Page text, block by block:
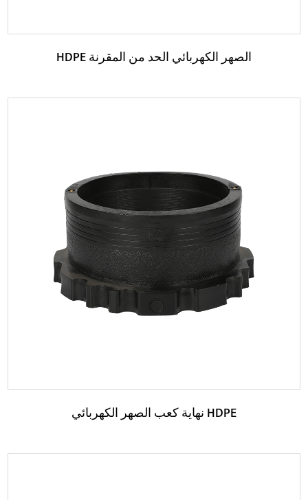
حدود:
إن قارنة التوصيل الكهربائي HDPE مصنوعة من مادة البولي
إيثيلين عالية الكثافة مع قوة شد أفضل ومقاوم...
اقرأ المزيد
HDPE الصهر الكهربائي الحد من المقرنة
نهاية كعب الصهر الكهربائي HDPE